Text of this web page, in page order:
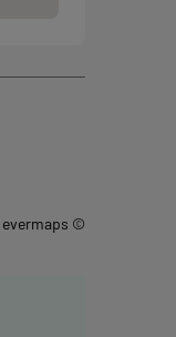
evermaps ©